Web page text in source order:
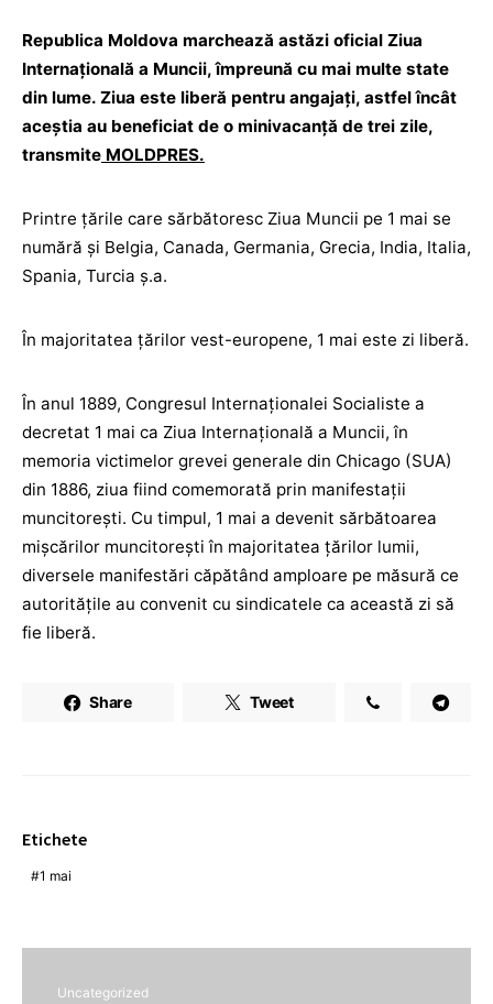
Republica Moldova marchează astăzi oficial Ziua
Internaţională a Muncii, împreună cu mai multe state
din lume. Ziua este liberă pentru angajați, astfel încât
aceștia au beneficiat de o minivacanță de trei zile,
transmite MOLDPRES.
Printre ţările care sărbătoresc Ziua Muncii pe 1 mai se
numără şi Belgia, Canada, Germania, Grecia, India, Italia,
Spania, Turcia ș.a.
În majoritatea țărilor vest-europene, 1 mai este zi liberă.
În anul 1889, Congresul Internaționalei Socialiste a
decretat 1 mai ca Ziua Internațională a Muncii, în
memoria victimelor grevei generale din Chicago (SUA)
din 1886, ziua fiind comemorată prin manifestații
muncitorești. Cu timpul, 1 mai a devenit sărbătoarea
mișcărilor muncitorești în majoritatea țărilor lumii,
diversele manifestări căpătând amploare pe măsură ce
autoritățile au convenit cu sindicatele ca această zi să
fie liberă.
Share Tweet
Etichete
1 mai
Uncategorized